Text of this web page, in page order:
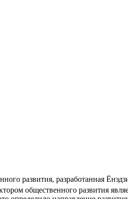
развития, разработанная
общественного развития